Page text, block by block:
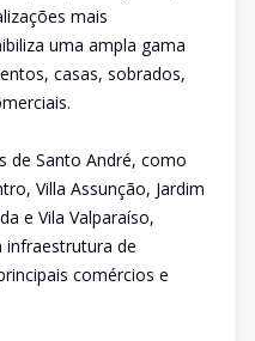
mais
uma ampla gama
casas, sobrados,
de Santo André, como
Villa Assunção, Jardim
e Vila Valparaíso,
de
comércios e